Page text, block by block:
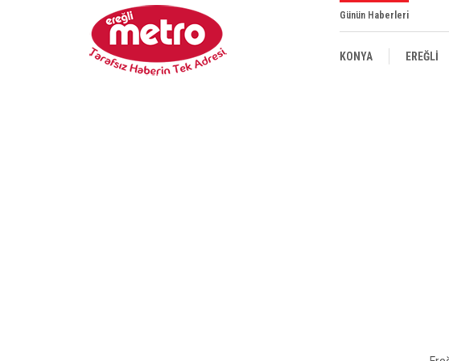
Günün Haberleri
KONYA EREĞLİ